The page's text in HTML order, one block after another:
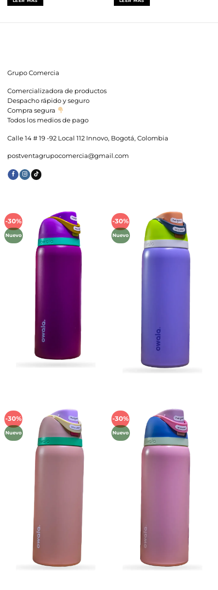
era:
$99,900.
era:
$750,900.
Grupo Comercia
Comercializadora de productos
Despacho rápido y seguro
Compra segura
Todos los medios de pago
Calle 14 # 19 -92 Local 112 Innovo, Bogotá, Colombia
postventagrupocomercia@gmail.com
-30%
Nuevo
Añadir
lista de
deseos
-30%
Nuevo
Añadir
lista de
deseos
-30%
Nuevo
Añadir
lista de
deseos
-30%
Nuevo
Añadir
lista de
deseos